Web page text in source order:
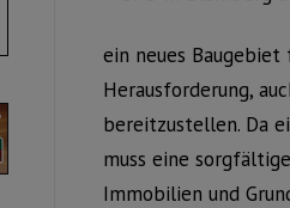
ein neues
Herausforderung,
bereitzustellen. Da
muss eine
Immobilien und